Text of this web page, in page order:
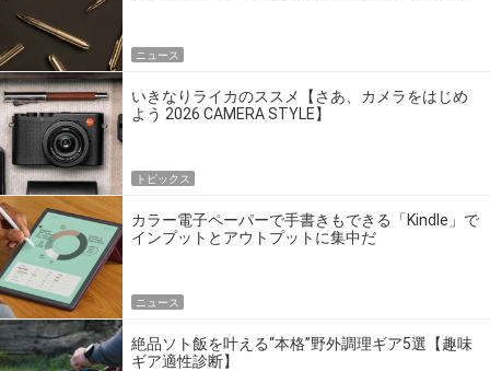
ニュース
いきなりライカのススメ【さあ、カメラをはじめ
よう 2026 CAMERA STYLE】
トピックス
カラー電子ペーパーで手書きもできる「Kindle」で
インプットとアウトプットに集中だ
ニュース
絶品ソト飯を叶える“本格”野外調理ギア5選【趣味
ギア適性診断】